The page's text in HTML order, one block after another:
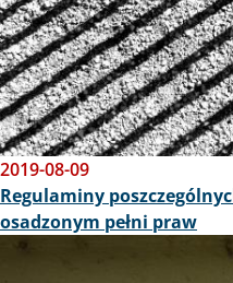
2019-08-09
Regulaminy
osadzonym pełni praw